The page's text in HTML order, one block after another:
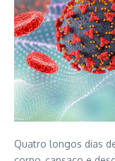
Quatro longos dias